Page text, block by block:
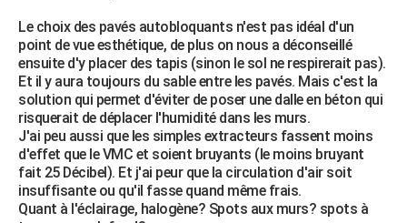
Bricolage
Lifestyle
Culture
Sport
Auto
Television
Voyage
Cinema
Le choix des pavés autobloquants n'est pas idéal d'un
point de vue esthétique, de plus on nous a déconseillé
ensuite d'y placer des tapis (sinon le sol ne respirerait pas).
Et il y aura toujours du sable entre les pavés. Mais c'est la
solution qui permet d'éviter de poser une dalle en béton qui
risquerait de déplacer l'humidité dans les murs.
J'ai peu aussi que les simples extracteurs fassent moins
d'effet que le VMC et soient bruyants (le moins bruyant
fait 25 Décibel). Et j'ai peur que la circulation d'air soit
insuffisante ou qu'il fasse quand même frais.
Quant à l'éclairage, halogène? Spots aux murs? spots à